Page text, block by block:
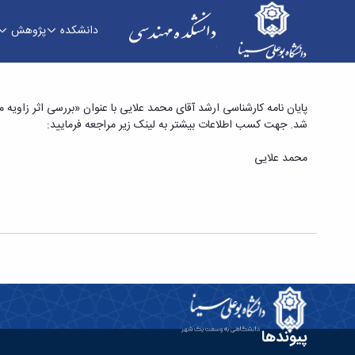
دانشکده پژوهش
پایان نامه کارشناسی ارشد آقای محمد علایی با
شد. جهت کسب اطلاعات بیشتر به لینک زیر مراجعه فرمایید:
محمد علایی
پیوندها